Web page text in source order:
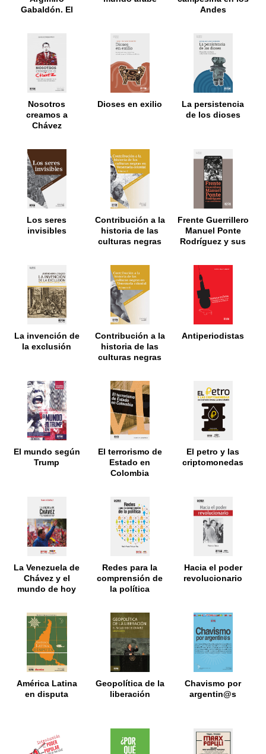
Gabaldón. El
Andes
Nosotros
creamos a
Chávez
Dioses en exilio
La persistencia
de los dioses
Los seres
invisibles
Contribución a la
historia de las
culturas negras
Frente Guerrillero
Manuel Ponte
Rodríguez y sus
La invención de
la exclusión
Contribución a la
historia de las
culturas negras
Volumen II
Antiperiodistas
El mundo según
Trump
El terrorismo de
Estado en
Colombia
El petro y las
criptomonedas
La Venezuela de
Chávez y el
mundo de hoy
Redes para la
comprensión de
la política
Hacia el poder
revolucionario
América Latina
en disputa
Geopolítica de la
liberación
Chavismo por
argentin@s